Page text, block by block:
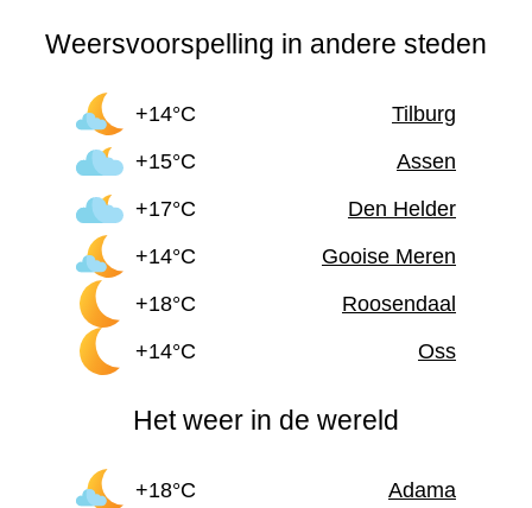
Weersvoorspelling in andere steden
+14°C
Tilburg
+15°C
Assen
+17°C
Den Helder
+14°C
Gooise Meren
+18°C
Roosendaal
+14°C
Oss
Het weer in de wereld
+18°C Adama